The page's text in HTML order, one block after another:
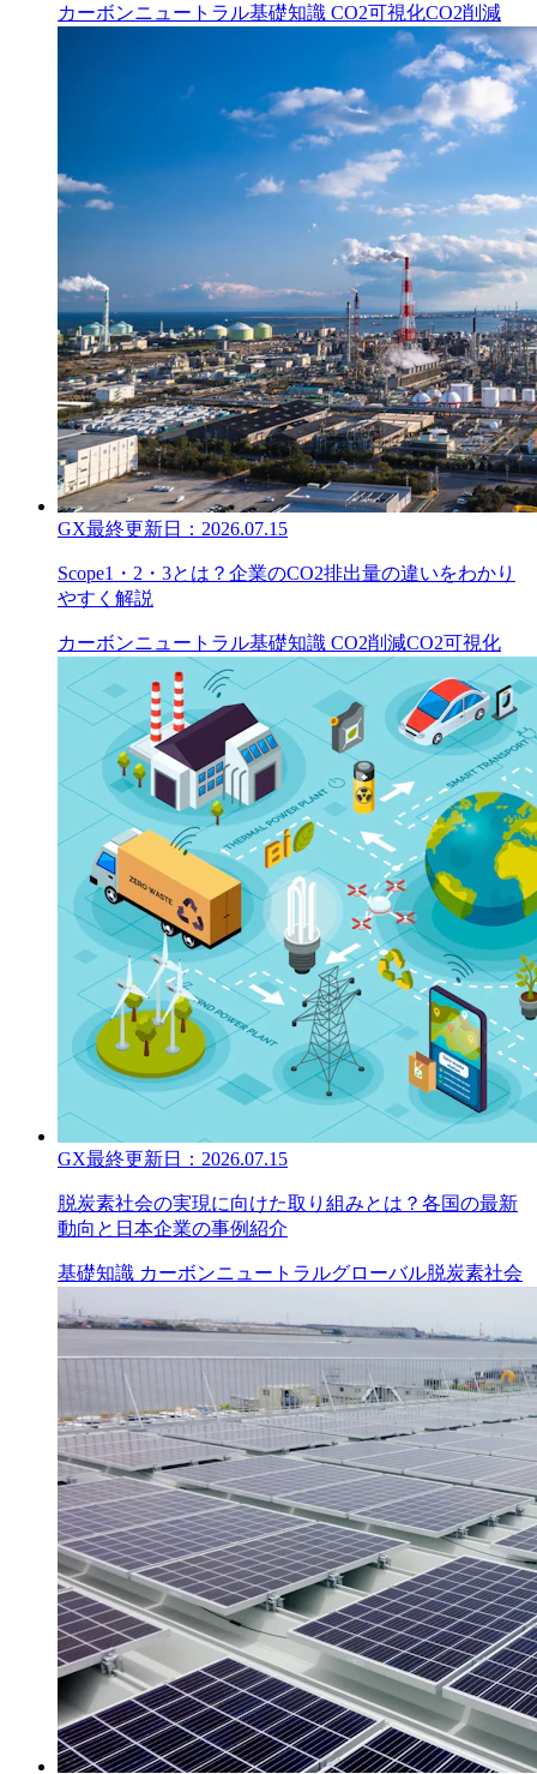
カーボンニュートラル基礎知識 CO2可視化CO2削減
GX最終更新日： 2026.07.15
Scope1・2・3とは？企業のCO2排出量の違いをわかり
やすく解説
カーボンニュートラル基礎知識 CO2削減CO2可視化
GX最終更新日： 2026.07.15
脱炭素社会の実現に向けた取り組みとは？各国の最新
動向と日本企業の事例紹介
基礎知識 カーボンニュートラルグローバル脱炭素社会